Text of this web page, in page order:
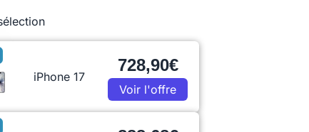
iPhone 17
728,90€
Voir l'offre